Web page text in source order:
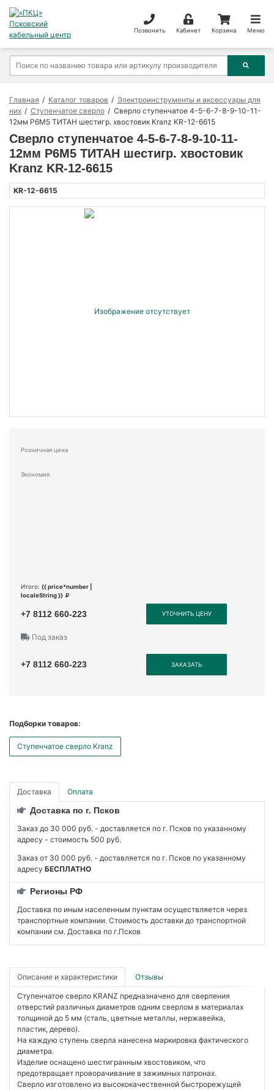
Позвонить Кабинет Корзина Меню
Главная Каталог товаров
Электроинструменты и аксессуары для
них
Ступенчатое сверло
Сверло ступенчатое 4-5-6-7-8-9-10-11-
12мм Р6М5 ТИТАН шестигр. хвостовик Kranz KR-12-6615
Сверло ступенчатое 4-5-6-7-8-9-10-11-
12мм Р6М5 ТИТАН шестигр. хвостовик
Kranz KR-12-6615
KR-12-6615
Розничная цена
Экономия
Итого: {{ price*number |
localeString }}
+7 8112 660-223 УТОЧНИТЬ ЦЕНУ
Под заказ
+7 8112 660-223 ЗАКАЗАТЬ
Подборки товаров:
Ступенчатое сверло Kranz
Доставка Оплата
Доставка по г. Псков
Заказ до 30 000 руб. - доставляется по г. Псков по указанному
адресу - стоимость 500 руб.
Заказ от 30 000 руб. - доставляется по г. Псков по указанному
адресу БЕСПЛАТНО
Регионы РФ
Доставка по иным населенным пунктам осуществляется через
транспортные компании. Стоимость доставки до транспортной
компании см. Доставка по г.Псков
Описание и характеристики Отзывы
Ступенчатое сверло KRANZ предназначено для сверления
отверстий различных диаметров одним сверлом в материалах
толщиной до 5 мм (сталь, цветные металлы, нержавейка,
пластик, дерево).
На каждую ступень сверла нанесена маркировка фактического
диаметра.
Изделие оснащено шестигранным хвостовиком, что
предотвращает проворачивание в зажимных патронах.
Сверло изготовлено из высококачественной быстрорежущей